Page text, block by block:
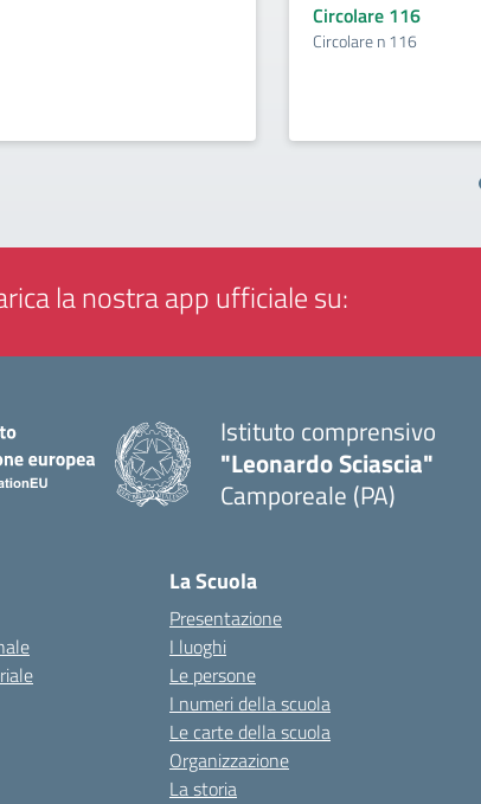
Circolare 116
Circolare n 116
la nostra app ufficiale su:
Istituto comprensivo
"Leonardo Sciascia"
Camporeale (PA)
La Scuola
Presentazione
I luoghi
Le persone
I numeri della scuola
Le carte della scuola
Organizzazione
La storia